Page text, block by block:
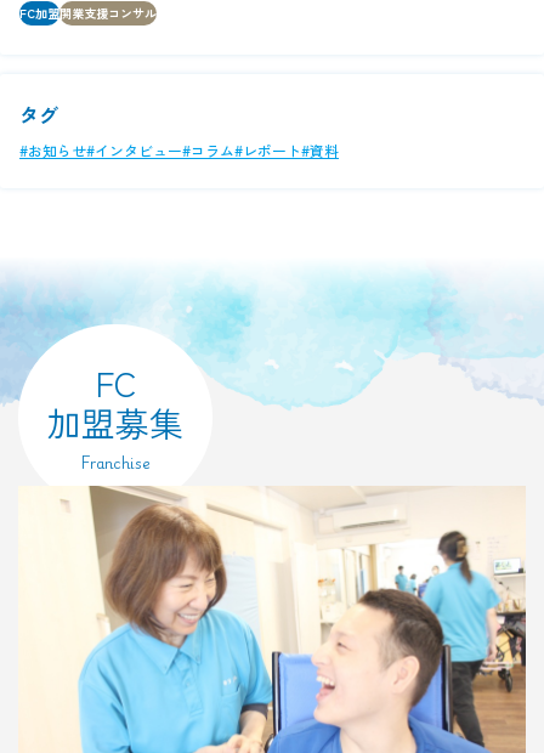
FC加盟開業支援コンサル
タグ
#お知らせ#インタビュー#コラム#レポート#資料
FC
加盟募集
Franchise